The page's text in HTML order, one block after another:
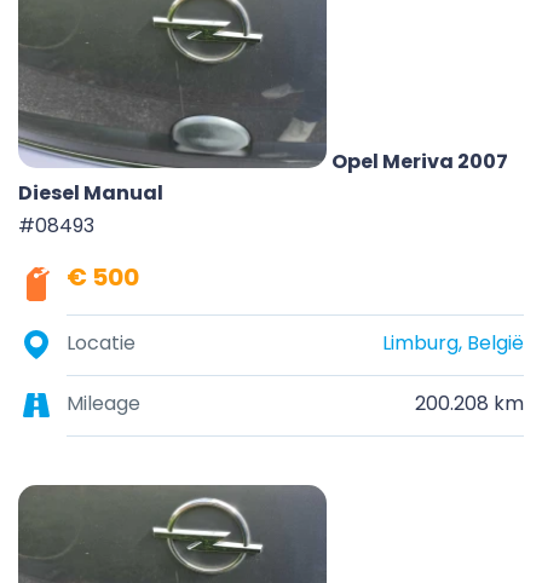
Opel Meriva 2007
Diesel Manual
#08493
€ 500
Locatie Limburg, België
Mileage 200.208 km